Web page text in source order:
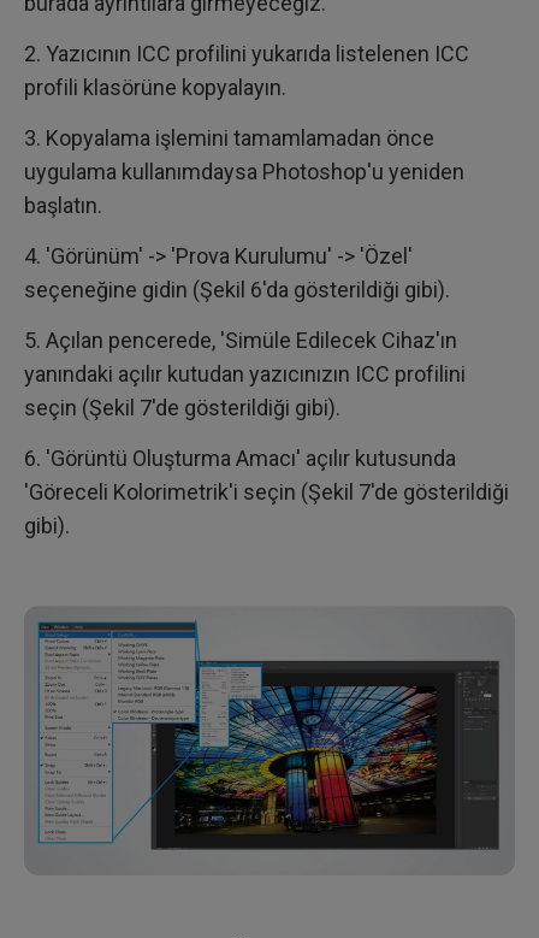
2. Yazıcının ICC profilini yukarıda listelenen ICC
profili klasörüne kopyalayın.
3. Kopyalama işlemini tamamlamadan önce
uygulama kullanımdaysa Photoshop'u yeniden
başlatın.
4. 'Görünüm' -> 'Prova Kurulumu' -> 'Özel'
seçeneğine gidin (Şekil 6'da gösterildiği gibi).
5. Açılan pencerede, 'Simüle Edilecek Cihaz'ın
yanındaki açılır kutudan yazıcınızın ICC profilini
seçin (Şekil 7'de gösterildiği gibi).
6. 'Görüntü Oluşturma Amacı' açılır kutusunda
'Göreceli Kolorimetrik'i seçin (Şekil 7'de gösterildiği
gibi).